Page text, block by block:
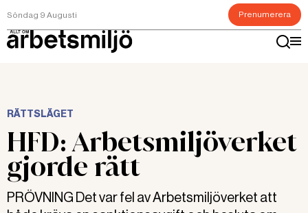
Söndag 9 Augusti Prenumerera
RÄTTSLÄGET
HFD: Arbetsmiljöverket
gjorde rätt
PRÖVNING Det var fel av Arbetsmiljöverket att